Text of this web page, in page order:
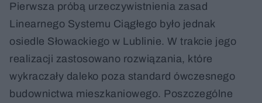
Pierwsza próbą urzeczywistnienia zasad
Linearnego Systemu Ciągłego było jednak
osiedle Słowackiego w Lublinie. W trakcie jego
realizacji zastosowano rozwiązania, które
wykraczały daleko poza standard ówczesnego
budownictwa mieszkaniowego. Poszczególne